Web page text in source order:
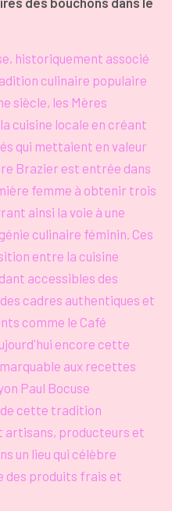
historiquement associé
culinaire populaire
siècle, les Mères
cuisine locale en créant
qui mettaient en valeur
Brazier est entrée dans
femme à obtenir trois
ainsi la voie à une
culinaire féminin. Ces
entre la cuisine
accessibles des
cadres authentiques et
comme le Café
encore cette
aux recettes
Paul Bocuse
cette tradition
artisans, producteurs et
un lieu qui célèbre
des produits frais et